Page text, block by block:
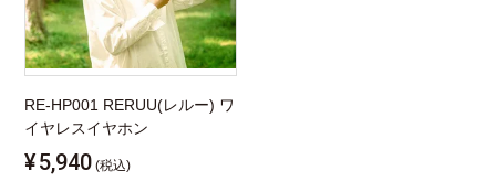
RE-HP001 RERUU(レルー) ワ
イヤレスイヤホン
¥5,940 (税込)